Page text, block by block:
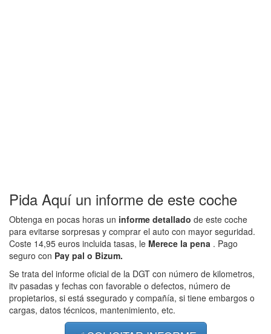
Pida Aquí un informe de este coche
Obtenga en pocas horas un informe detallado de este coche
para evitarse sorpresas y comprar el auto con mayor seguridad.
Coste 14,95 euros incluida tasas, le Merece la pena . Pago
seguro con Pay pal o Bizum.
Se trata del informe oficial de la DGT con número de kilometros,
itv pasadas y fechas con favorable o defectos, número de
propietarios, si está ssegurado y compañía, si tiene embargos o
cargas, datos técnicos, mantenimiento, etc.